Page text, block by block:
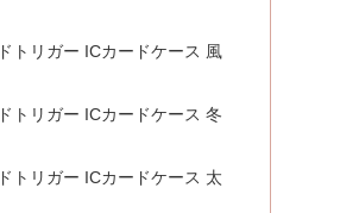
トリガー ICカードケース 風
トリガー ICカードケース 冬
トリガー ICカードケース 太